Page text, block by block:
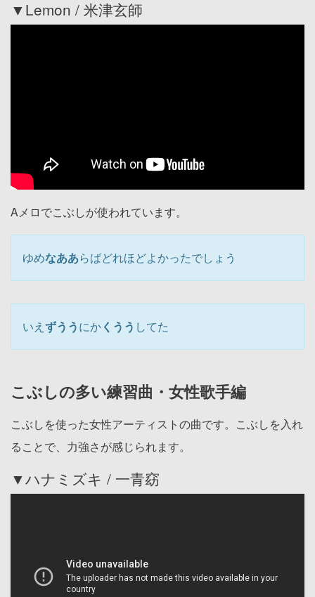
▼Lemon / 米津玄師
Aメロでこぶしが使われています。
ゆめなああらばどれほどよかったでしょう
いえ ずう うにかくうう してた
こぶしの多い練習曲・女性歌手編
こぶしを使った女性アーティストの曲です。こぶしを入れ
ることで、力強さが感じられます。
▼ハナミズキ / 一青窈